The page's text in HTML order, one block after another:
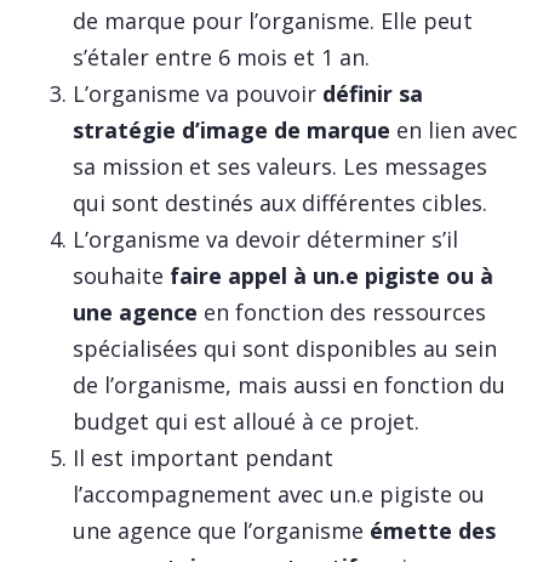
de marque pour l’organisme. Elle peut
s’étaler entre 6 mois et 1 an.
L’organisme va pouvoir définir sa
stratégie d’image de marque en lien avec
sa mission et ses valeurs. Les messages
qui sont destinés aux différentes cibles.
L’organisme va devoir déterminer s’il
souhaite faire appel à un.e pigiste ou à
une agence en fonction des ressources
spécialisées qui sont disponibles au sein
de l’organisme, mais aussi en fonction du
budget qui est alloué à ce projet.
Il est important pendant
l’accompagnement avec un.e pigiste ou
une agence que l’organisme émette des